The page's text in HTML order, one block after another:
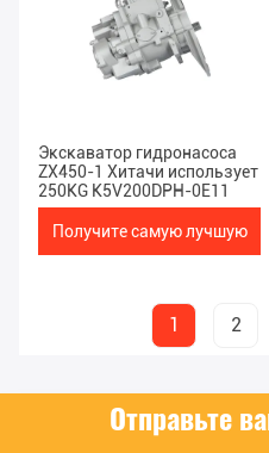
Экскаватор гидронасоса
ZX450-1 Хитачи использует
250KG K5V200DPH-0E11
Получите самую лучшую
1 2
Отправьте